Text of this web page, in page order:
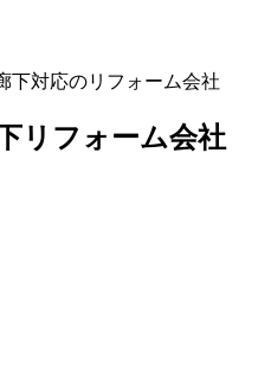
下対応のリフォーム会社
リフォーム会社